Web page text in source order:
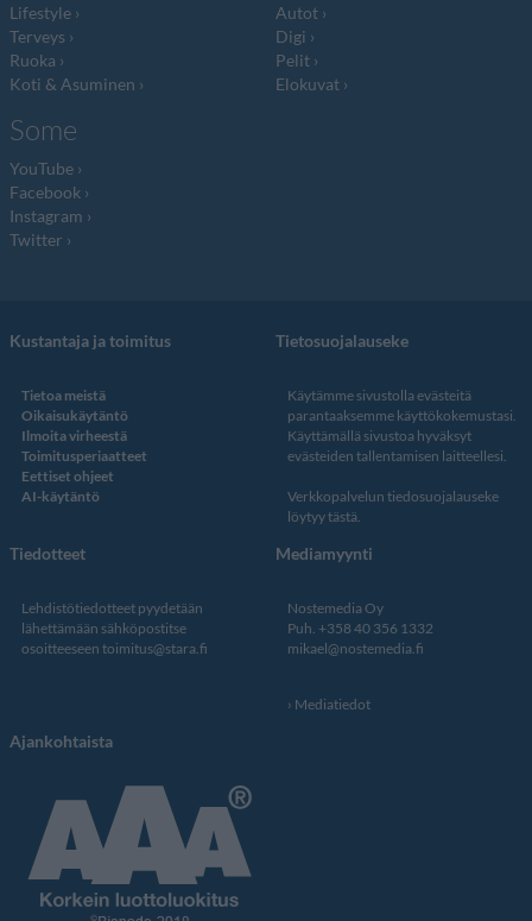
Lifestyle
Terveys
Ruoka
Koti & Asuminen
Autot
Digi
Pelit
Elokuvat
Some
YouTube
Facebook
Instagram
Twitter
Kustantaja ja toimitus
Tietoa meistä
Oikaisukäytäntö
Ilmoita virheestä
Toimitusperiaatteet
Eettiset ohjeet
AI-käytäntö
Tietosuojalauseke
Käytämme sivustolla evästeitä
parantaaksemme käyttökokemustasi.
Käyttämällä sivustoa hyväksyt
evästeiden tallentamisen laitteellesi.
Verkkopalvelun tiedosuojalauseke
löytyy tästä
Tiedotteet
Lehdistötiedotteet pyydetään
lähettämään sähköpostitse
osoitteeseen toimitus@stara.fi
Mediamyynti
Nostemedia Oy
Puh. +358 40 356 1332
mikael@nostemedia.fi
Mediatiedot
Ajankohtaista